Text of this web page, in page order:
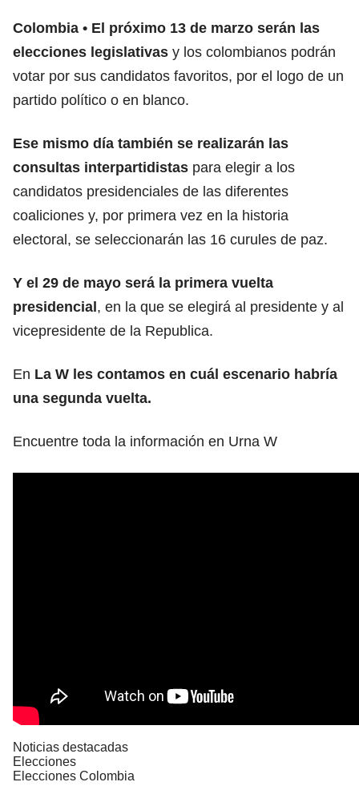
Colombia
El próximo 13 de marzo serán las
elecciones legislativas y los colombianos podrán
votar por sus candidatos favoritos, por el logo de un
partido político o en blanco.
Ese mismo día también se realizarán las
consultas interpartidistas para elegir a los
candidatos presidenciales de las diferentes
coaliciones y, por primera vez en la historia
electoral, se seleccionarán las 16 curules de paz.
Y el 29 de mayo será la primera vuelta
presidencial, en la que se elegirá al presidente y al
vicepresidente de la Republica.
En La W les contamos en cuál escenario habría
una segunda vuelta.
Encuentre toda la información en Urna W
Noticias destacadas
Elecciones
Elecciones Colombia